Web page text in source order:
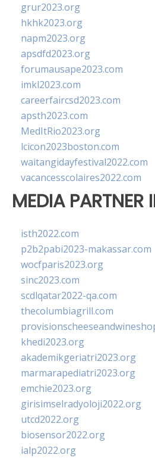
grur2023.org
hkhk2023.org
napm2023.org
apsdfd2023.org
forumausape2023.com
imkl2023.com
careerfaircsd2023.com
apsth2023.com
MedItRio2023.org
lcicon2023boston.com
waitangidayfestival2022.com
vacancesscolaires2022.com
MEDIA PARTNER
isth2022.com
p2b2pabi2023-makassar.com
wocfparis2023.org
sinc2023.com
scdlqatar2022-qa.com
thecolumbiagrill.com
khedi2023.org
akademikgeriatri2023.org
marmarapediatri2023.org
emchie2023.org
girisimselradyoloji2022.org
utcd2022.org
biosensor2022.org
ialp2022.org